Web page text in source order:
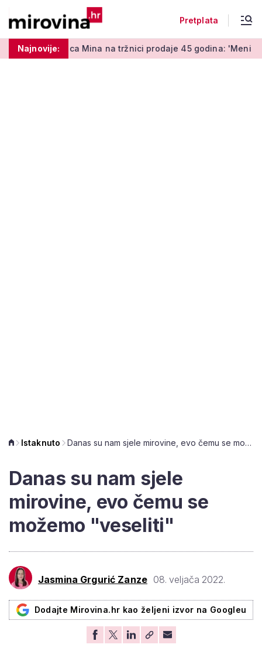
Pretplata
Najnovije:
Mina na tržnici prodaje 45 godina: 'Meni je ovo zabava i
Istaknuto Danas su nam sjele mirovine, evo čemu se možemo "veseliti"
Danas su nam sjele
mirovine, evo čemu se
možemo "veseliti"
Jasmina Grgurić Zanze 08. veljača 2022.
Dodajte Mirovina.hr kao željeni izvor na Googleu